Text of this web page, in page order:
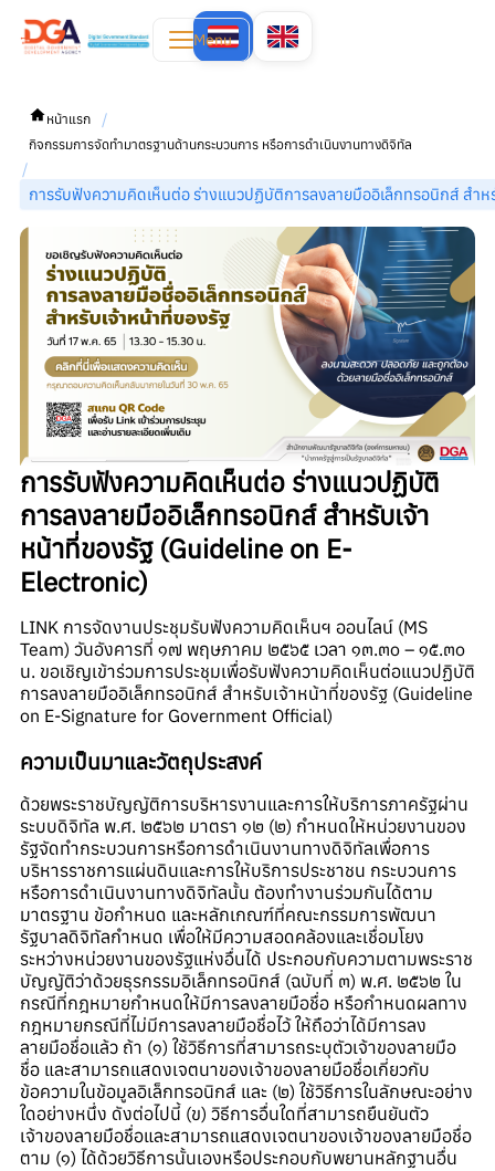
Menu
หน้าแรก /
กิจกรรมการจัดทำมาตรฐานด้านกระบวนการ หรือการดำเนินงานทางดิจิทัล
/
การรับฟังความคิดเห็นต่อ ร่างแนวปฏิบัติการลงลายมืออิเล็กทรอนิกส์ สำ
การรับฟังความคิดเห็นต่อ ร่างแนวปฏิบัติ
การลงลายมืออิเล็กทรอนิกส์ สำหรับเจ้า
หน้าที่ของรัฐ (Guideline on E-
Electronic)
LINK การจัดงานประชุมรับฟังความคิดเห็นฯ ออนไลน์ (MS
Team) วันอังคารที่ ๑๗ พฤษภาคม ๒๕๖๕ เวลา ๑๓.๓๐ – ๑๕.๓๐
น. ขอเชิญเข้าร่วมการประชุมเพื่อรับฟังความคิดเห็นต่อแนวปฏิบัติ
การลงลายมืออิเล็กทรอนิกส์ สำหรับเจ้าหน้าที่ของรัฐ (Guideline
on E-Signature for Government Official)
ความเป็นมาและวัตถุประสงค์
ด้วยพระราชบัญญัติการบริหารงานและการให้บริการภาครัฐผ่าน
ระบบดิจิทัล พ.ศ. ๒๕๖๒ มาตรา ๑๒ (๒) กำหนดให้หน่วยงานของ
รัฐจัดทำกระบวนการหรือการดำเนินงานทางดิจิทัลเพื่อการ
บริหารราชการแผ่นดินและการให้บริการประชาชน กระบวนการ
หรือการดำเนินงานทางดิจิทัลนั้น ต้องทำงานร่วมกันได้ตาม
มาตรฐาน ข้อกำหนด และหลักเกณฑ์ที่คณะกรรมการพัฒนา
รัฐบาลดิจิทัลกำหนด เพื่อให้มีความสอดคล้องและเชื่อมโยง
ระหว่างหน่วยงานของรัฐแห่งอื่นได้ ประกอบกับความตามพระราช
บัญญัติว่าด้วยธุรกรรมอิเล็กทรอนิกส์ (ฉบับที่ ๓) พ.ศ. ๒๕๖๒ ใน
กรณีที่กฎหมายกำหนดให้มีการลงลายมือชื่อ หรือกำหนดผลทาง
กฎหมายกรณีที่ไม่มีการลงลายมือชื่อไว้ ให้ถือว่าได้มีการลง
ลายมือชื่อแล้ว ถ้า (๑) ใช้วิธีการที่สามารถระบุตัวเจ้าของลายมือ
ชื่อ และสามารถแสดงเจตนาของเจ้าของลายมือชื่อเกี่ยวกับ
ข้อความในข้อมูลอิเล็กทรอนิกส์ และ (๒) ใช้วิธีการในลักษณะอย่าง
ใดอย่างหนึ่ง ดังต่อไปนี้ (ข) วิธีการอื่นใดที่สามารถยืนยันตัว
เจ้าของลายมือชื่อและสามารถแสดงเจตนาของเจ้าของลายมือชื่อ
ตาม (๑) ได้ด้วยวิธีการนั้นเองหรือประกอบกับพยานหลักฐานอื่น